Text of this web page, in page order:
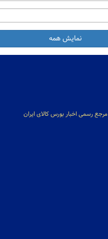
نمایش همه
مرجع رسمی اخبار بورس کالای ایران